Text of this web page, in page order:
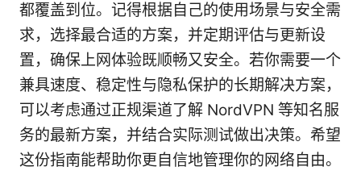
都覆盖到位。记得根据自己的使用场景与安全需
求，选择最合适的方案，并定期评估与更新设
置，确保上网体验既顺畅又安全。若你需要一个
兼具速度、稳定性与隐私保护的长期解决方案，
可以考虑通过正规渠道了解 NordVPN 等知名服
务的最新方案，并结合实际测试做出决策。希望
这份指南能帮助你更自信地管理你的网络自由。